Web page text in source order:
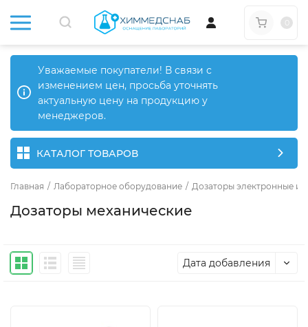
Уважаемые покупатели! В связи с
изменением цен, просьба уточнять
актуальную цену на продукцию у
менеджеров.
КАТАЛОГ ТОВАРОВ
Главная / Лабораторное оборудование / Дозаторы электронные и
Дозаторы механические
Дата добавления